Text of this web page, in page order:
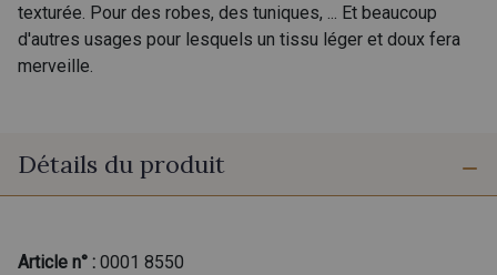
texturée. Pour des robes, des tuniques, ... Et beaucoup
d'autres usages pour lesquels un tissu léger et doux fera
merveille.
Détails du produit
Article n° : 0001 8550